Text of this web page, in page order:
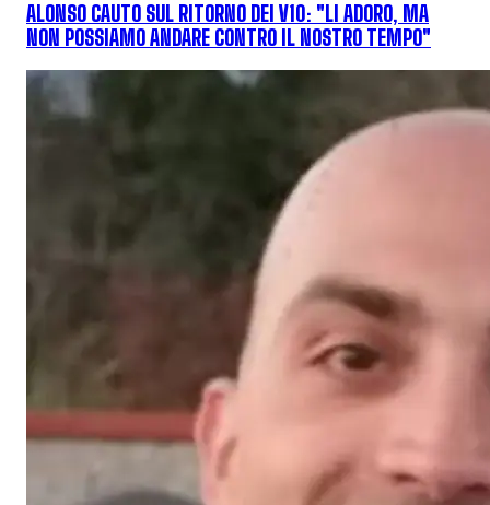
ALONSO CAUTO SUL RITORNO DEI V10: "LI ADORO, MA
NON POSSIAMO ANDARE CONTRO IL NOSTRO TEMPO"